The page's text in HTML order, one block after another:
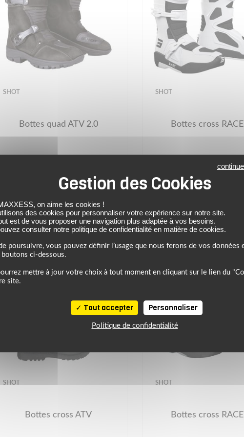
SHOT
Bottes quad ATV 2.0
SHOT
Bottes cross
blanc noir
SHOT
Bottes cross ATV
SHOT
Bottes cross
on aime les cookies !
des cookies pour personnaliser votre expérience sur notre site.
est de vous proposer une navigation plus adaptée à vos besoins.
consulter notre politique de confidentialité en matière de cookies.
poursuivre, vous pouvez définir l’usage que nous ferons de vos données
boutons ci-dessous.
mettre à jour votre choix à tout moment en cliquant sur le lien du
site.
Tout accepter Personnaliser
Politique de confidentialité